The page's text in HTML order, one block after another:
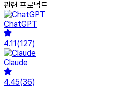
관련 프로덕트
ChatGPT
4.11(127)
Claude
4.45(36)